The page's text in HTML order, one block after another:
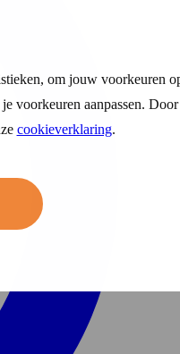
om jouw voorkeuren
voorkeuren aanpassen.
cookieverklaring.